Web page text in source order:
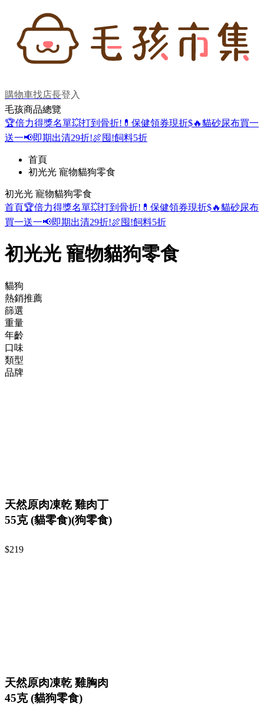
購物車找店長登入
毛孩商品總覽
🏆倍力得獎名單💥打到骨折! 💊保健領券現折$🔥貓砂尿布買一
送一📢即期出清29折!🍖囤!飼料5折
首頁
初光光 寵物貓狗零食
初光光 寵物貓狗零食
首頁🏆倍力得獎名單💥打到骨折! 💊保健領券現折$🔥貓砂尿布
買一送一📢即期出清29折!🍖囤!飼料5折
初光光 寵物貓狗零食
貓狗
熱銷推薦
篩選
重量
年齡
口味
類型
品牌
天然原肉凍乾 雞肉丁
55克 (貓零食)(狗零食)
$219
天然原肉凍乾 雞胸肉
45克 (貓狗零食)